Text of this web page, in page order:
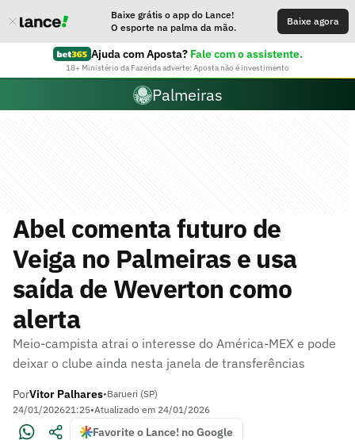
Baixe grátis o app do Lance!
O esporte na palma da mão.
Baixe agora
Ajuda com Aposta? Fale com o assistente.
18+ Ministério da Fazenda adverte: Aposta não é investimento
Palmeiras
Abel comenta futuro de
Veiga no Palmeiras e usa
saída de Weverton como
alerta
Meio-campista atrai o interesse do América-MEX e pode
deixar o clube ainda nesta janela de transferências
PorVitor Palhares•Barueri (SP)
24/01/202621:25•Atualizado em 24/01/2026
Favorite o Lance! no Google